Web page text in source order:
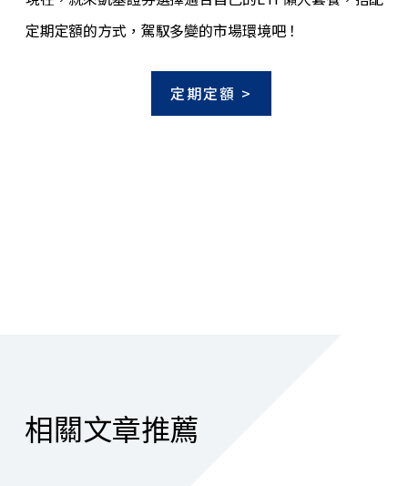
定期定額的方式，駕馭多變的市場環境吧！
定期定額 >
相關文章推薦